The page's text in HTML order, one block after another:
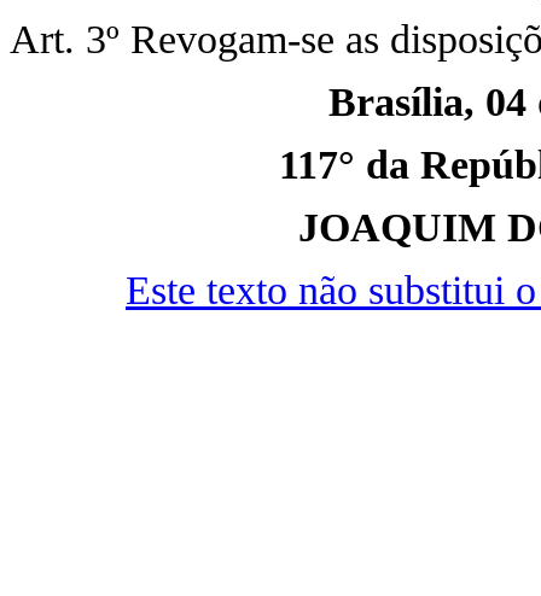
Art. 3º Revogam-se as
Brasília, 04
117° da
JOAQUIM
Este texto não substitui